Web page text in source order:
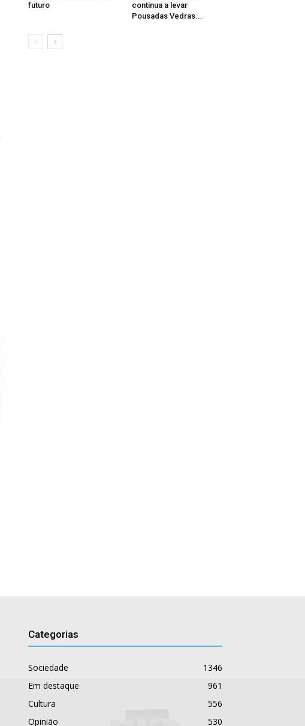
futuro
continua a levar
Pousadas Vedras...
Categorias
Sociedade
1346
Em destaque
961
Cultura
556
Opinião
530